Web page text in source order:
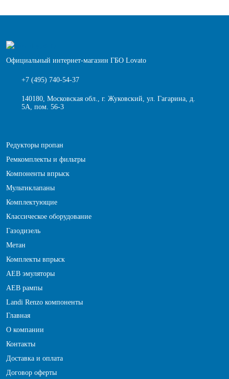
Официальный интернет-магазин ГБО Lovato
+7 (495) 740-54-37
140180, Московская обл., г. Жуковский, ул. Гагарина, д.
5А, пом. 56-3
Редукторы пропан
Ремкомплекты и фильтры
Компоненты впрыск
Мультиклапаны
Комплектующие
Классическое оборудование
Газодизель
Метан
Комплекты впрыск
АЕВ эмуляторы
АЕВ рампы
Landi Renzo компоненты
Главная
О компании
Контакты
Доставка и оплата
Договор оферты